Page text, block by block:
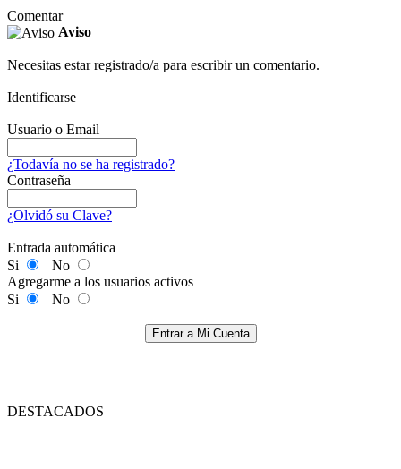
Comentar
Aviso
Necesitas estar registrado/a para escribir un comentario.
Identificarse
Usuario o Email
¿Todavía no se ha registrado?
Contraseña
¿Olvidó su Clave?
Entrada automática
Si
No
Agregarme a los usuarios activos
Si
No
Entrar a Mi Cuenta
DESTACADOS